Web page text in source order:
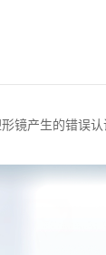
镜产生的错误认